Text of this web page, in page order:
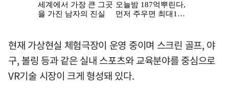
현재 가상현실 체험극장이 운영 중이며 스크린 골프, 야
구, 볼링 등과 같은 실내 스포츠와 교육분야를 중심으로
VR기술 시장이 크게 형성돼 있다.